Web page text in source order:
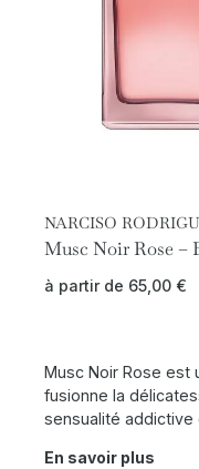
NARCISO
Musc Noir Rose –
à partir de 65,00 €
Musc Noir Rose est
fusionne la
sensualité addictive
En savoir plus